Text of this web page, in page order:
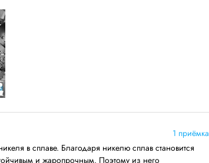
1 приёмка
в сплаве. Благодаря никелю сплав становится
и жаропрочным. Поэтому из него